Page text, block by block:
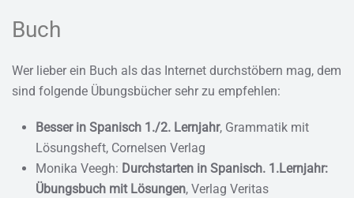
Buch
Wer lieber ein Buch als das Internet durchstöbern mag, dem
sind folgende Übungsbücher sehr zu empfehlen:
Besser in Spanisch 1./2. Lernjahr, Grammatik mit
Lösungsheft, Cornelsen Verlag
Monika Veegh: Durchstarten in Spanisch. 1.Lernjahr:
Übungsbuch mit Lösungen, Verlag Veritas